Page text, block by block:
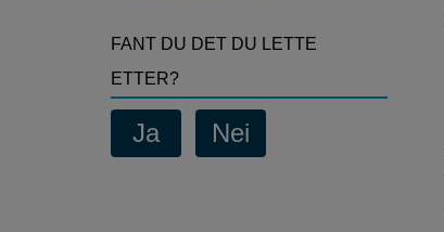
FANT DU DET DU LETTE
ETTER?